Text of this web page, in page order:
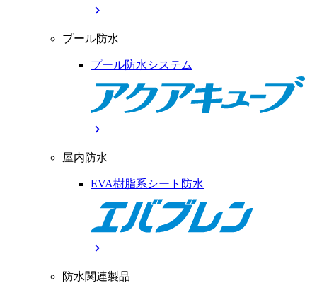
chevron_right
プール防水
プール防水システム
chevron_right
屋内防水
EVA樹脂系シート防水
chevron_right
防水関連製品